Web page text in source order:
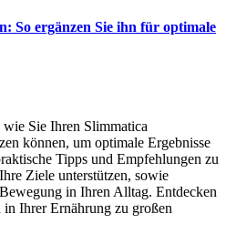
So ergänzen Sie ihn für optimale
Sie Ihren Slimmatica
können, um optimale Ergebnisse
Tipps und Empfehlungen zu
Ziele unterstützen, sowie
in Ihren Alltag. Entdecken
Ihrer Ernährung zu großen